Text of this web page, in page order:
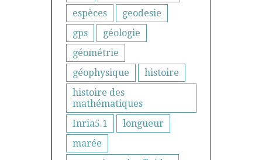
espèces
geodesie
gps
géologie
géométrie
géophysique
histoire
histoire des
mathématiques
Inria5.1
longueur
marée